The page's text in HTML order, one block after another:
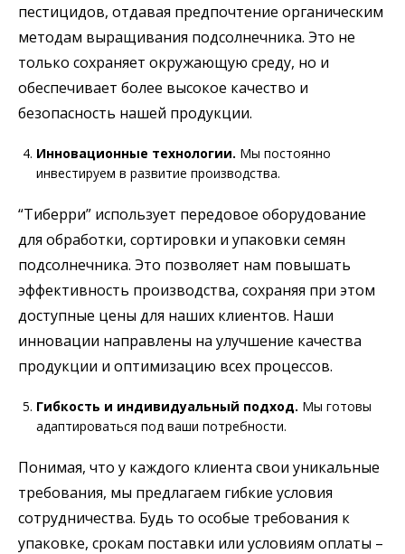
пестицидов, отдавая предпочтение органическим
методам выращивания подсолнечника. Это не
только сохраняет окружающую среду, но и
обеспечивает более высокое качество и
безопасность нашей продукции.
Инновационные технологии. Мы постоянно
инвестируем в развитие производства.
“Тиберри” использует передовое оборудование
для обработки, сортировки и упаковки семян
подсолнечника. Это позволяет нам повышать
эффективность производства, сохраняя при этом
доступные цены для наших клиентов. Наши
инновации направлены на улучшение качества
продукции и оптимизацию всех процессов.
Гибкость и индивидуальный подход. Мы готовы
адаптироваться под ваши потребности.
Понимая, что у каждого клиента свои уникальные
требования, мы предлагаем гибкие условия
сотрудничества. Будь то особые требования к
упаковке, срокам поставки или условиям оплаты –